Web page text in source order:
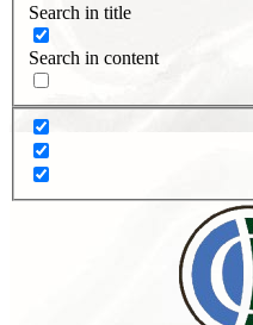
Search in title
Search in content